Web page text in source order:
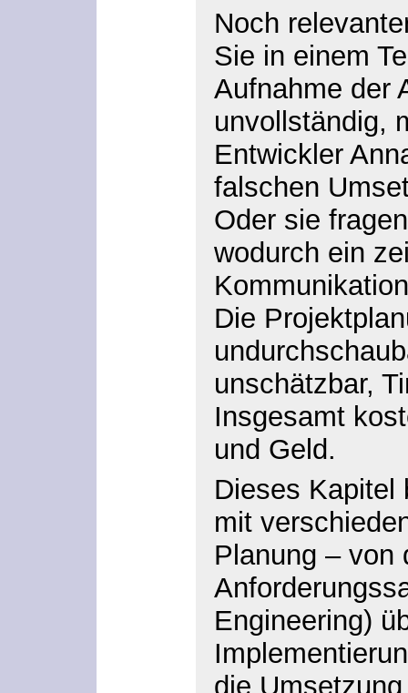
Noch
Sie in einem
Aufnahme der
unvollständig,
Entwickler
falschen
Oder sie
wodurch ein
Die
unschätzbar,
Insgesamt
und Geld.
Dieses Kapitel
mit
Planung – von
Engineering)
die